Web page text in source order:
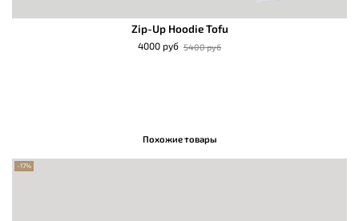
Zip-Up Hoodie Tofu
4000 руб 5400 руб
Похожие товары
-17%